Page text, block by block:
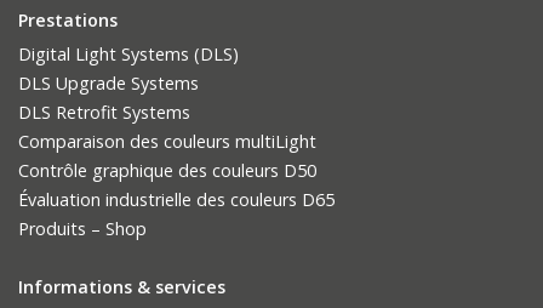
Prestations
Digital Light Systems (DLS)
DLS Upgrade Systems
DLS Retrofit Systems
Comparaison des couleurs multiLight
Contrôle graphique des couleurs D50
Évaluation industrielle des couleurs D65
Produits – Shop
Informations & services